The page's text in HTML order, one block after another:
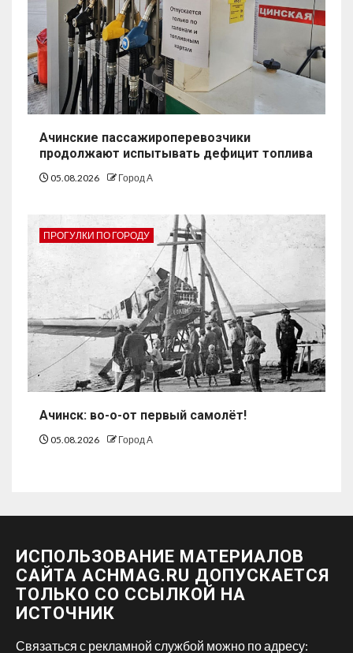
Ачинские пассажироперевозчики
продолжают испытывать дефицит топлива
05.08.2026 Город А
ПРОГУЛКИ ПО ГОРОДУ
Ачинск: во-о-от первый самолёт!
05.08.2026 Город А
ИСПОЛЬЗОВАНИЕ МАТЕРИАЛОВ
САЙТА ACHMAG.RU ДОПУСКАЕТСЯ
ТОЛЬКО СО ССЫЛКОЙ НА
ИСТОЧНИК
Связаться с рекламной службой можно по адресу: